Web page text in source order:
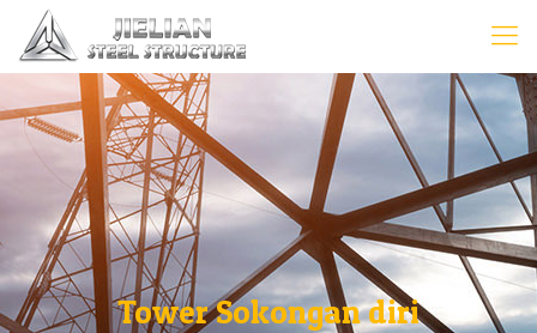
Tower Sokongan diri